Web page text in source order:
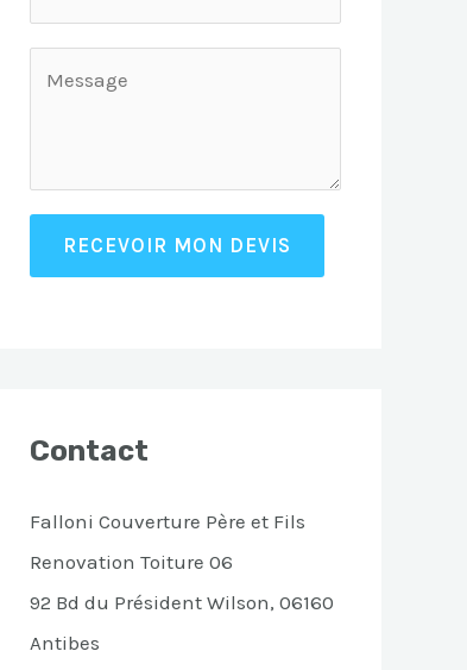
RECEVOIR MON DEVIS
Contact
Falloni Couverture Père et Fils
Renovation Toiture 06
92 Bd du Président Wilson, 06160
Antibes